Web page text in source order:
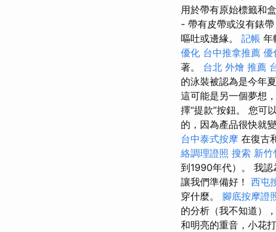
用於帶有原始標籤和
- 帶有皮帶或沒有錶
嘔吐或邊緣。 記帳 年
優化 台中推拿推薦 優
著。 台北 外燴 推薦
的泳裝被認為是今年
這可能是另一個夢想
擇“提款”按鈕。 您可
的，因為產品很快就
台中泰式按摩 在復古
絡調理證照 搜索 新竹
到1990年代）。 我認
讓我們準備好！ 西屯
穿什麼。 腳底按摩證
的分析（我不知道）
和明亮的重音，小花